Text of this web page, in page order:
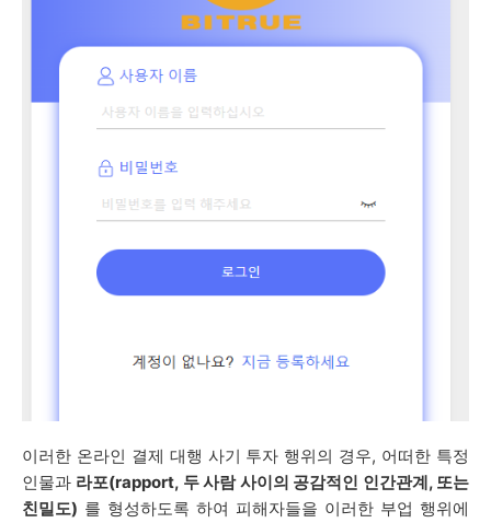
이러한 온라인 결제 대행 사기 투자 행위의 경우, 어떠한 특정
인물과 라포(rapport, 두 사람 사이의 공감적인 인간관계, 또는
친밀도) 를 형성하도록 하여 피해자들을 이러한 부업 행위에